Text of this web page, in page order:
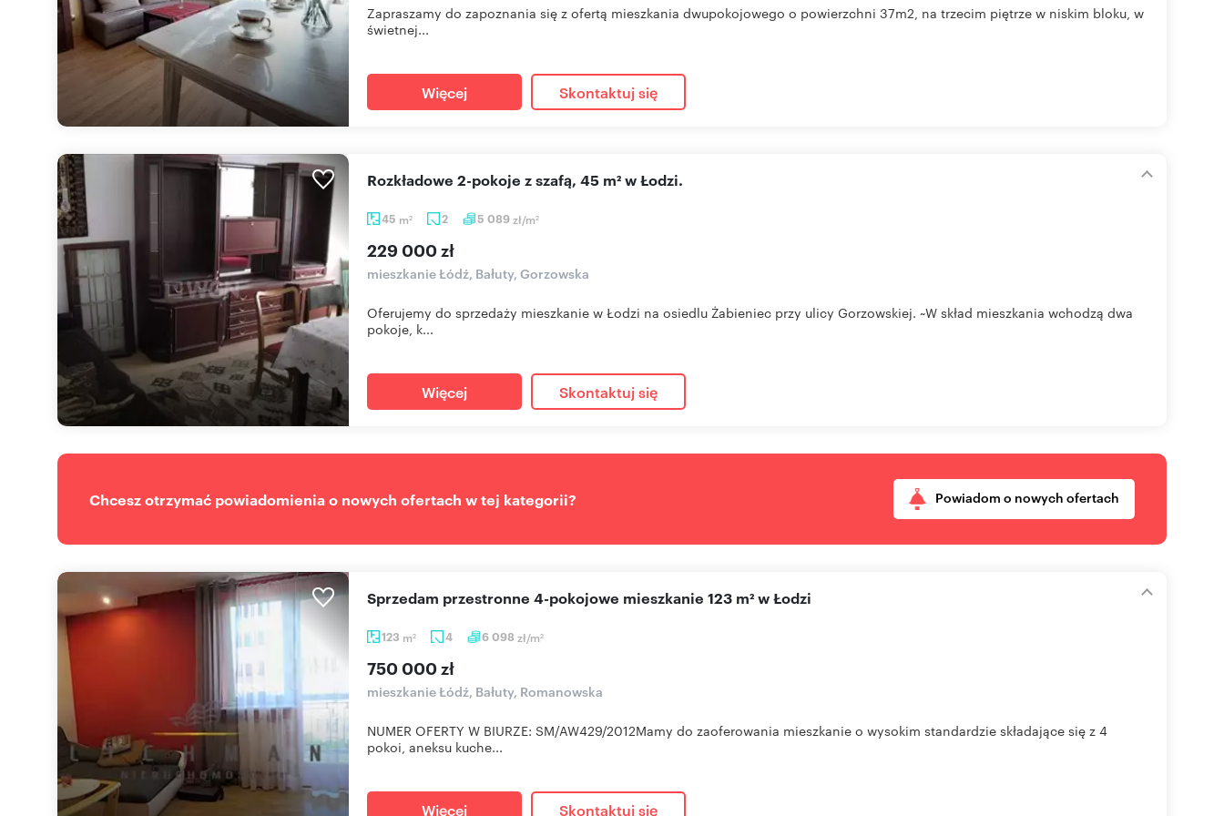
Zapraszamy do zapoznania się z ofertą mieszkania dwupokojowego o powierzchni 37m2, na trzecim piętrze w niskim bloku, w
świetnej...
Więcej Skontaktuj się
45 m2 2 5 089zł/m2
Rozkładowe 2-pokoje z szafą, 45 m² w Łodzi.
229 000 zł
mieszkanie Łódź, Bałuty, Gorzowska
Oferujemy do sprzedaży mieszkanie w Łodzi na osiedlu Żabieniec przy ulicy Gorzowskiej. ~W skład mieszkania wchodzą dwa
pokoje, k...
Więcej Skontaktuj się
Chcesz otrzymać powiadomienia o nowych ofertach w tej kategorii? Powiadom o nowych ofertach
123 m2 4 6 098 zł/m2
Sprzedam przestronne 4-pokojowe mieszkanie 123 m² w Łodzi
750 000 zł
mieszkanie Łódź, Bałuty, Romanowska
NUMER OFERTY W BIURZE: SM/AW429/2012Mamy do zaoferowania mieszkanie o wysokim standardzie składające się z 4
pokoi, aneksu kuche...
Więcej Skontaktuj się